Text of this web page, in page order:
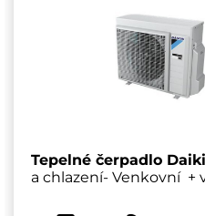
Tepelné čerpadlo
a chlazení- Venkovní +